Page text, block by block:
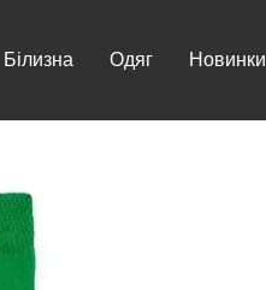
Білизна Одяг Новинки